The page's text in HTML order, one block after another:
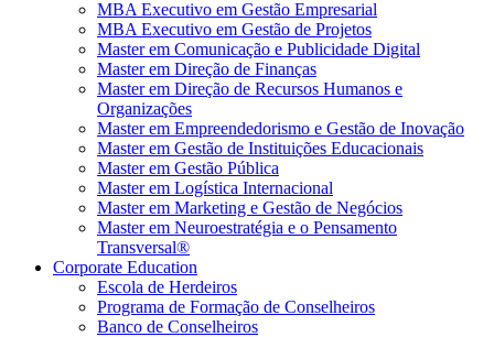
MBA Executivo em Gestão Empresarial
MBA Executivo em Gestão de Projetos
Master em Comunicação e Publicidade Digital
Master em Direção de Finanças
Master em Direção de Recursos Humanos e
Organizações
Master em Empreendedorismo e Gestão de Inovação
Master em Gestão de Instituições Educacionais
Master em Gestão Pública
Master em Logística Internacional
Master em Marketing e Gestão de Negócios
Master em Neuroestratégia e o Pensamento
Transversal®
Corporate Education
Escola de Herdeiros
Programa de Formação de Conselheiros
Banco de Conselheiros